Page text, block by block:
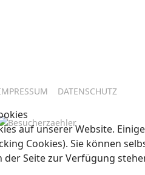
DATENSCHUTZ
auf unserer Website.
Cookies). Sie können
der Seite zur Verfügung